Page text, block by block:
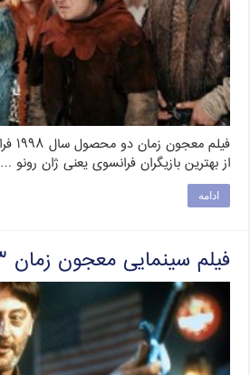
از بهترین بازیگران فرانسوی یعنی ژان رونو …
ادامه
فیلم سینمایی معجون زمان ۳ (دوبله فارسی)